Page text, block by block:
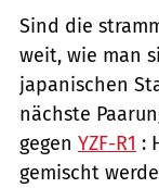
Sind die
weit, wie man
japanischen
nächste
gegen YZF-R1 :
gemischt